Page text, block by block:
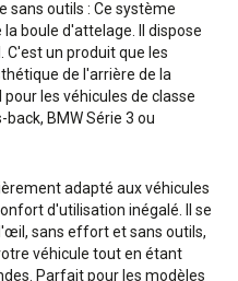
sans outils : Ce système
boule d'attelage. Il dispose
un produit que les
de l'arrière de la
les véhicules de classe
BMW Série 3 ou
adapté aux véhicules
d'utilisation inégalé. Il se
sans effort et sans outils,
véhicule tout en étant
Parfait pour les modèles